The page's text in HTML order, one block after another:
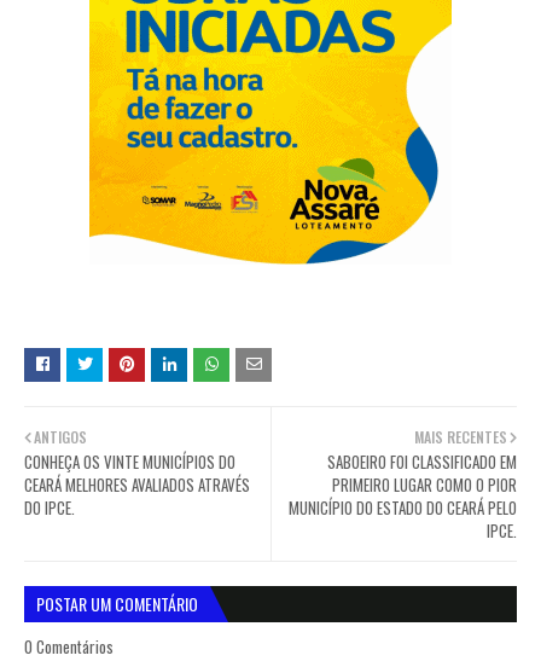
MAIS RECENTES
SABOEIRO FOI CLASSIFICADO EM
PRIMEIRO LUGAR COMO O PIOR
MUNICÍPIO DO ESTADO DO CEARÁ PELO
IPCE.
ANTIGOS
CONHEÇA OS VINTE MUNICÍPIOS DO
CEARÁ MELHORES AVALIADOS ATRAVÉS
DO IPCE.
POSTAR UM COMENTÁRIO
0 Comentários